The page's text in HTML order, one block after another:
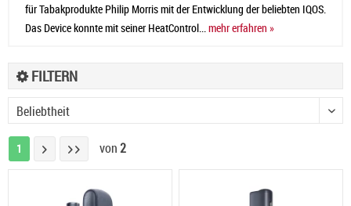
für Tabakprodukte Philip Morris mit der Entwicklung der beliebten IQOS.
Das Device konnte mit seiner HeatControl... mehr erfahren »
FILTERN
1 von2